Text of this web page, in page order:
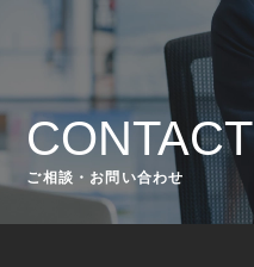
CONTACT
ご相談・お問い合わせ